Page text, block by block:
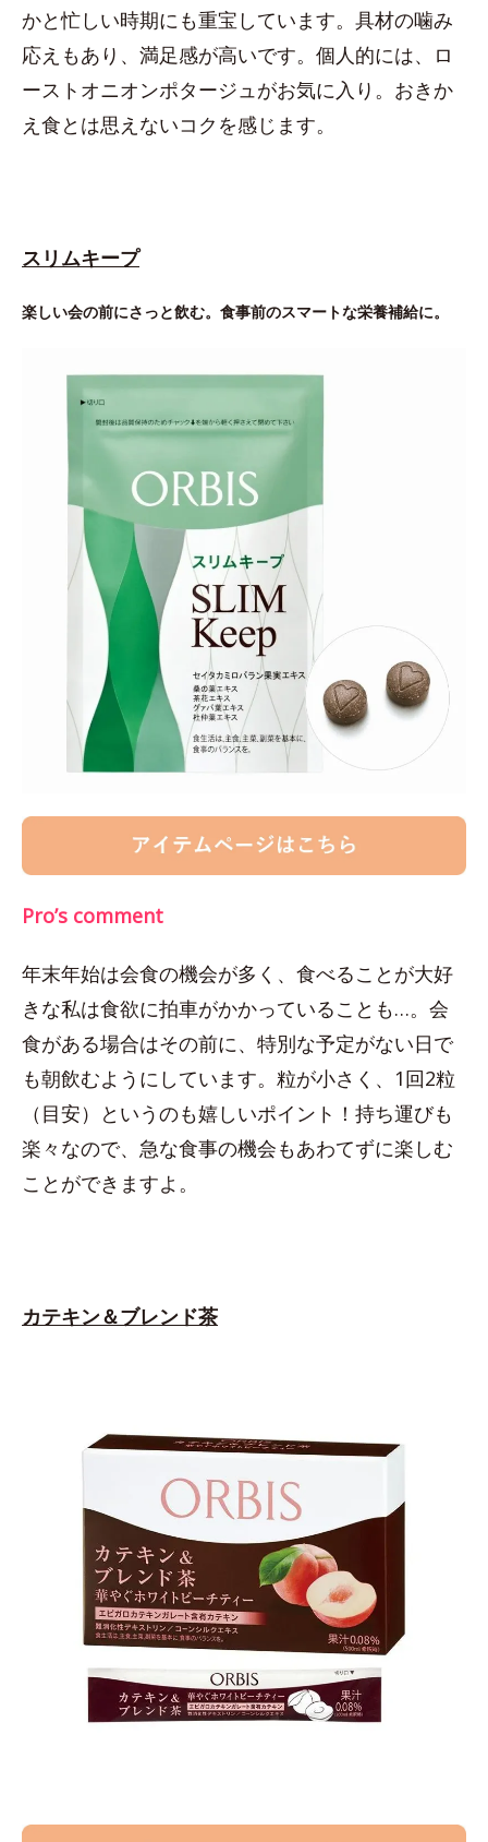
かと忙しい時期にも重宝しています。具材の噛み
応えもあり、満足感が高いです。個人的には、ロ
ーストオニオンポタージュがお気に入り。おきか
え食とは思えないコクを感じます。
スリムキープ
楽しい会の前にさっと飲む。食事前のスマートな栄養補給に。
Pro’s comment
年末年始は会食の機会が多く、食べることが大好
きな私は食欲に拍車がかかっていることも…。会
食がある場合はその前に、特別な予定がない日で
も朝飲むようにしています。粒が小さく、1回2粒
（目安）というのも嬉しいポイント！持ち運びも
楽々なので、急な食事の機会もあわてずに楽しむ
ことができますよ。
カテキン＆ブレンド茶